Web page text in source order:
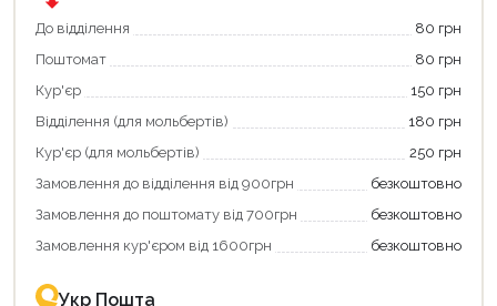
єКнига.
Використовуйте
карту
щоб
зекономити
та
отримати
переваги!
картою
єКнига
–
зручно
«Національний
кешбек».
покупку
«Національний
кешбек»
та
отримуйте
повернення
Економте
більше
разом
державною
До відділення
80 грн
Поштомат
80 грн
Кур'єр
150 грн
Відділення (для мольбертів)
180 грн
Кур'єр (для мольбертів)
250 грн
Замовлення до відділення від 900грн
безкоштовно
Замовлення до поштомату від 700грн
безкоштовно
Замовлення кур'єром від 1600грн
безкоштовно
Укр Пошта